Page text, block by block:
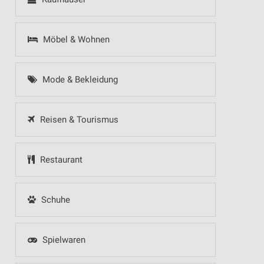
Möbel & Wohnen
Mode & Bekleidung
Reisen & Tourismus
Restaurant
Schuhe
Spielwaren